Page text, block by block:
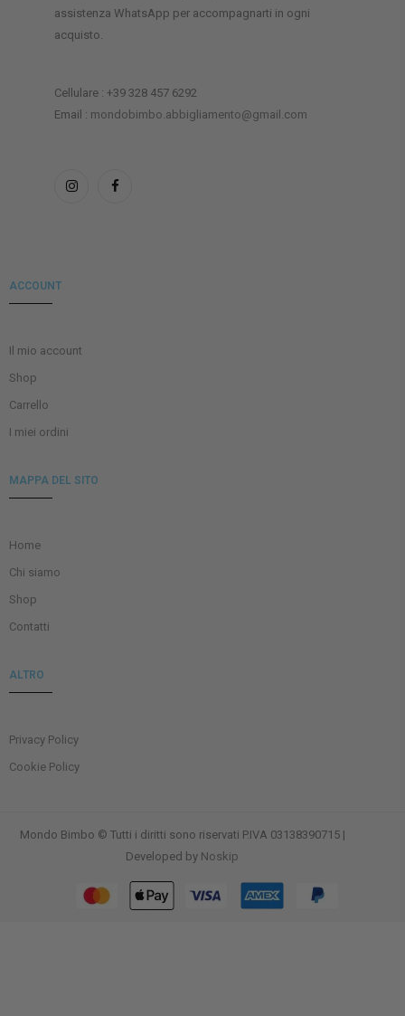
assistenza WhatsApp per accompagnarti in ogni
acquisto.
Cellulare : +39 328 457 6292
Email : mondobimbo.abbigliamento@gmail.com
ACCOUNT
Il mio account
Shop
Carrello
I miei ordini
MAPPA DEL SITO
Home
Chi siamo
Shop
Contatti
ALTRO
Privacy Policy
Cookie Policy
Mondo Bimbo © Tutti i diritti sono riservati P.IVA 03138390715 |
Developed by Noskip